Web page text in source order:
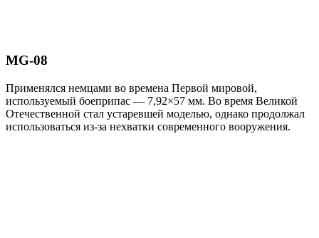
MG-08
Применялся немцами во времена Первой мировой,
используемый боеприпас — 7,92×57 мм. Во время Великой
Отечественной стал устаревшей моделью, однако продолжал
использоваться из-за нехватки современного вооружения.